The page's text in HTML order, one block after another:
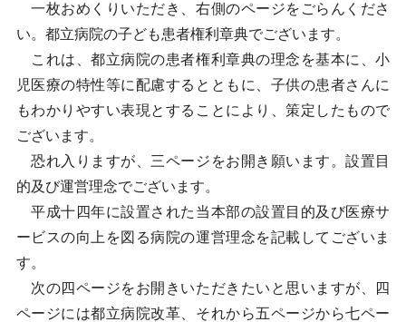
一枚おめくりいただき、右側のページをごらんくださ
い。都立病院の子ども患者権利章典でございます。
これは、都立病院の患者権利章典の理念を基本に、小
児医療の特性等に配慮するとともに、子供の患者さんに
もわかりやすい表現とすることにより、策定したもので
ございます。
恐れ入りますが、三ページをお開き願います。設置目
的及び運営理念でございます。
平成十四年に設置された当本部の設置目的及び医療サ
ービスの向上を図る病院の運営理念を記載してございま
す。
次の四ページをお開きいただきたいと思いますが、四
ページには都立病院改革、それから五ページから七ペー